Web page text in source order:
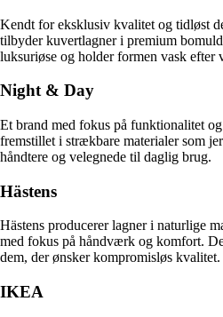
Kendt for eksklusiv kvalitet og tidløst
tilbyder kuvertlagner i premium
luksuriøse og holder formen vask efter
Night & Day
Et brand med fokus på funktionalitet
fremstillet i strækbare materialer som
håndtere og velegnede til daglig brug.
Hästens
Hästens producerer lagner i naturlige
med fokus på håndværk og komfort.
dem, der ønsker kompromisløs kvalitet.
IKEA